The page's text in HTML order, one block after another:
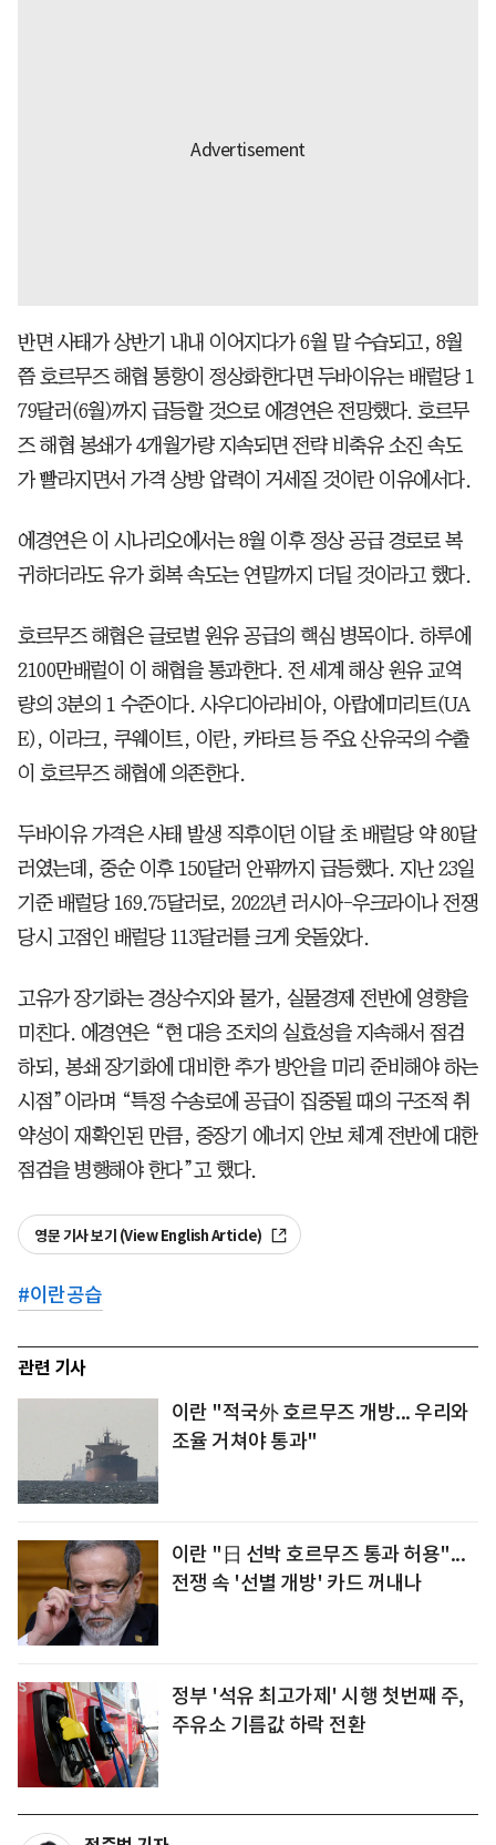
반면 사태가 상반기 내내 이어지다가 6월 말 수습되고, 8월
쯤 호르무즈 해협 통항이 정상화한다면 두바이유는 배럴당 1
79달러(6월)까지 급등할 것으로 에경연은 전망했다. 호르무
즈 해협 봉쇄가 4개월가량 지속되면 전략 비축유 소진 속도
가 빨라지면서 가격 상방 압력이 거세질 것이란 이유에서다.
에경연은 이 시나리오에서는 8월 이후 정상 공급 경로로 복
귀하더라도 유가 회복 속도는 연말까지 더딜 것이라고 했다.
호르무즈 해협은 글로벌 원유 공급의 핵심 병목이다. 하루에
2100만배럴이 이 해협을 통과한다. 전 세계 해상 원유 교역
량의 3분의 1 수준이다. 사우디아라비아, 아랍에미리트(UA
E), 이라크, 쿠웨이트, 이란, 카타르 등 주요 산유국의 수출
이 호르무즈 해협에 의존한다.
두바이유 가격은 사태 발생 직후이던 이달 초 배럴당 약 80달
러였는데, 중순 이후 150달러 안팎까지 급등했다. 지난 23일
기준 배럴당 169.75달러로, 2022년 러시아-우크라이나 전쟁
당시 고점인 배럴당 113달러를 크게 웃돌았다.
고유가 장기화는 경상수지와 물가, 실물경제 전반에 영향을
미친다. 에경연은 “현 대응 조치의 실효성을 지속해서 점검
하되, 봉쇄 장기화에 대비한 추가 방안을 미리 준비해야 하는
시점”이라며 “특정 수송로에 공급이 집중될 때의 구조적 취
약성이 재확인된 만큼, 중장기 에너지 안보 체계 전반에 대한
점검을 병행해야 한다”고 했다.
영문 기사 보기 (View English Article)
#이란공습
관련 기사
이란 "적국外 호르무즈 개방... 우리와
조율 거쳐야 통과"
이란 "日 선박 호르무즈 통과 허용"...
전쟁 속 '선별 개방' 카드 꺼내나
정부 '석유 최고가제' 시행 첫번째 주,
주유소 기름값 하락 전환